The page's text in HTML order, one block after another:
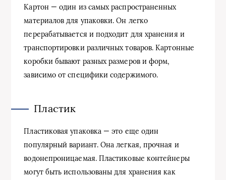
Картон — один из самых распространенных
материалов для упаковки. Он легко
перерабатывается и подходит для хранения и
транспортировки различных товаров. Картонные
коробки бывают разных размеров и форм,
зависимо от специфики содержимого.
Пластик
Пластиковая упаковка — это еще один
популярный вариант. Она легкая, прочная и
водонепроницаемая. Пластиковые контейнеры
могут быть использованы для хранения как